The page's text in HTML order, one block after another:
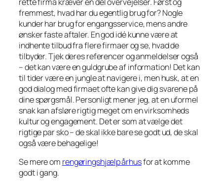
fremmest, hvad har du egentlig brug for? Nogle
kunder har brug for engangsservice, mens andre
ønsker faste aftaler. En god idé kunne være at
indhente tilbud fra flere firmaer og se, hvad de
tilbyder. Tjek deres referencer og anmeldelser også
– det kan være en guldgrube af information! Det kan
til tider være en jungle at navigere i, men husk, at en
god dialog med firmaet ofte kan give dig svarene på
dine spørgsmål. Personligt mener jeg, at en uformel
snak kan afsløre rigtig meget om en virksomheds
kultur og engagement. Det er som at vælge det
rigtige par sko – de skal ikke bare se godt ud, de skal
også være behagelige!
Se mere om rengøringshjælp århusfor at komme
godt i gang.